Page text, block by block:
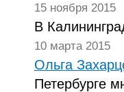
15 ноября 2015
В
10 марта 2015
Ольга
Петербурге